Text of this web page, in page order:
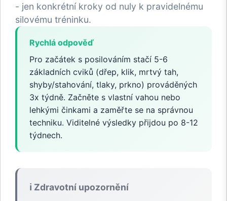
- jen konkrétní kroky od nuly k pravidelnému
silovému tréninku.
Rychlá odpověď
Pro začátek s posilováním stačí 5-6
základních cviků (dřep, klik, mrtvý tah,
shyby/stahování, tlaky, prkno) prováděných
3x týdně. Začněte s vlastní vahou nebo
lehkými činkami a zaměřte se na správnou
techniku. Viditelné výsledky přijdou po 8-12
týdnech.
ℹ️ Zdravotní upozornění